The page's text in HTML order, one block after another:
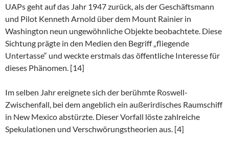
UAPs geht auf das Jahr 1947 zurück, als der Geschäftsmann
und Pilot Kenneth Arnold über dem Mount Rainier in
Washington neun ungewöhnliche Objekte beobachtete. Diese
Sichtung prägte in den Medien den Begriff „fliegende
Untertasse“ und weckte erstmals das öffentliche Interesse für
dieses Phänomen. [14]
Im selben Jahr ereignete sich der berühmte Roswell-
Zwischenfall, bei dem angeblich ein außerirdisches Raumschiff
in New Mexico abstürzte. Dieser Vorfall löste zahlreiche
Spekulationen und Verschwörungstheorien aus. [4]